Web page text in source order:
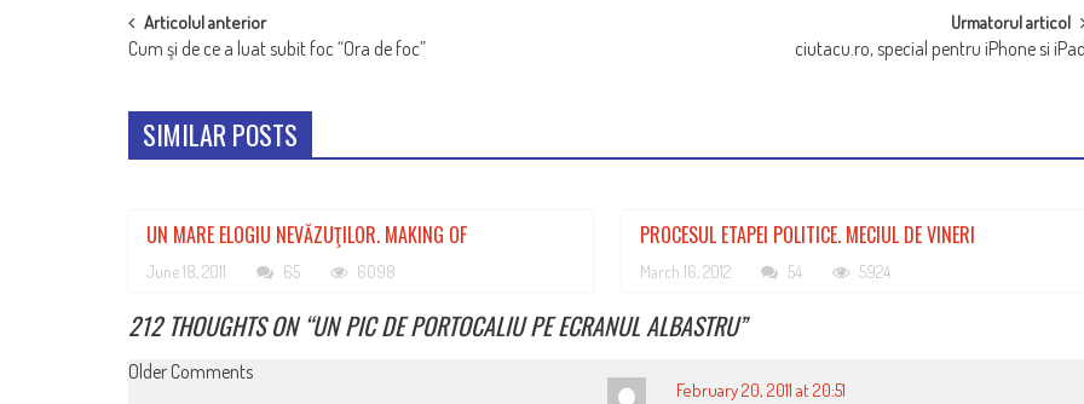
POST
NAVIGATION
Articolul anterior
Cum şi de ce a luat subit foc “Ora de foc”
Urmatorul articol
ciutacu.ro, special pentru iPhone si
SIMILAR POSTS
UN MARE ELOGIU NEVĂZUŢILOR. MAKING OF
June 18, 2011 65 6098
PROCESUL ETAPEI POLITICE. MECIUL DE VINERI
March 16, 2012 54 5924
212 THOUGHTS ON “UN PIC DE PORTOCALIU PE ECRANUL ALBASTRU”
COMMENT
Older Comments
February 20, 2011 at 20:51